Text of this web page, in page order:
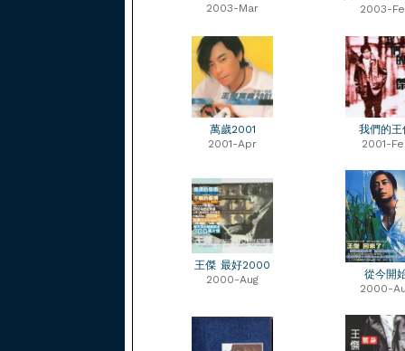
2003-Mar
2003-
萬歲2001
2001-Apr
我們的王
2001-
王傑 最好2000
2000-Aug
從今開
2000-